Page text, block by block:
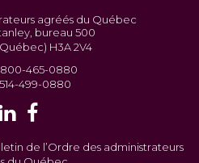
agréés du Québec
bureau 500
H3A 2V4
800-465-0880
514-499-0880
de l’Ordre des administrateurs